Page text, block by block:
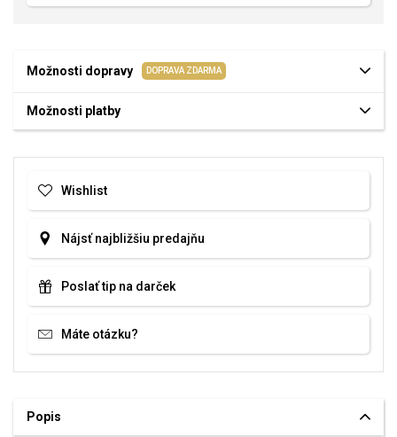
Možnosti dopravy DOPRAVA ZDARMA
Možnosti platby
Wishlist
Nájsť najbližšiu predajňu
Poslať tip na darček
Máte otázku?
Popis